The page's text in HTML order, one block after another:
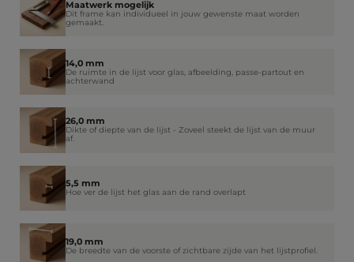
Maatwerk mogelijk
Dit frame kan individueel in jouw gewenste maat worden
gemaakt.
14,0 mm
De ruimte in de lijst voor glas, afbeelding, passe-partout en
achterwand
26,0 mm
Dikte of diepte van de lijst - Zoveel steekt de lijst van de muur
af.
5,5 mm
Hoe ver de lijst het glas aan de rand overlapt
19,0 mm
De breedte van de voorste of zichtbare zijde van het lijstprofiel.